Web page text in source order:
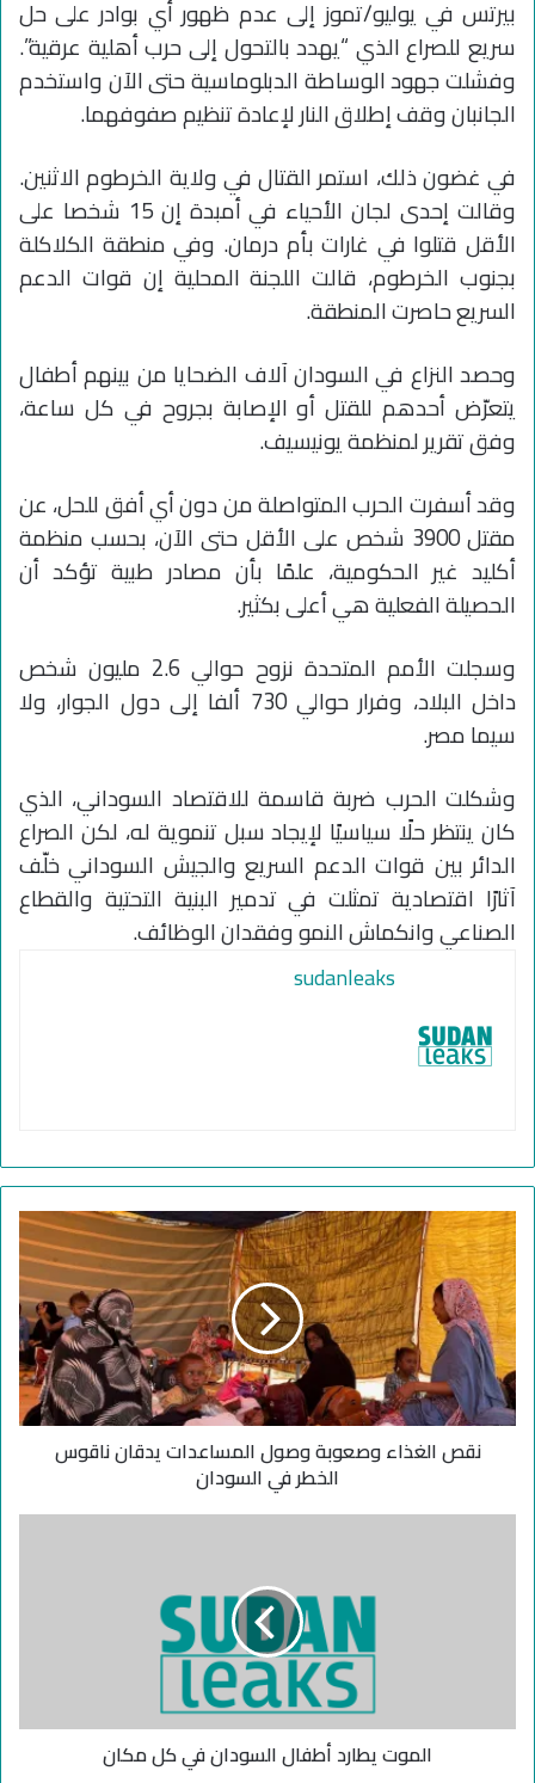
بيرتس في يوليو/تموز إلى عدم ظهور أي بوادر على حل
سريع للصراع الذي “يهدد بالتحول إلى حرب أهلية عرقية”.
وفشلت جهود الوساطة الدبلوماسية حتى الآن واستخدم
الجانبان وقف إطلاق النار لإعادة تنظيم صفوفهما.
في غضون ذلك، استمر القتال في ولاية الخرطوم الاثنين.
وقالت إحدى لجان الأحياء في أمبدة إن 15 شخصا على
الأقل قتلوا في غارات بأم درمان. وفي منطقة الكلاكلة
بجنوب الخرطوم، قالت اللجنة المحلية إن قوات الدعم
السريع حاصرت المنطقة.
وحصد النزاع في السودان آلاف الضحايا من بينهم أطفال
يتعرّض أحدهم للقتل أو الإصابة بجروح في كل ساعة،
وفق تقرير لمنظمة يونيسيف.
وقد أسفرت الحرب المتواصلة من دون أي أفق للحل، عن
مقتل 3900 شخص على الأقل حتى الآن، بحسب منظمة
أكليد غير الحكومية، علمًا بأن مصادر طبية تؤكد أن
الحصيلة الفعلية هي أعلى بكثير.
وسجلت الأمم المتحدة نزوح حوالي 2.6 مليون شخص
داخل البلاد، وفرار حوالي 730 ألفا إلى دول الجوار، ولا
سيما مصر.
وشكلت الحرب ضربة قاسمة للاقتصاد السوداني، الذي
كان ينتظر حلًا سياسيًا لإيجاد سبل تنموية له، لكن الصراع
الدائر بين قوات الدعم السريع والجيش السوداني خلّف
آثارًا اقتصادية تمثلت في تدمير البنية التحتية والقطاع
الصناعي وانكماش النمو وفقدان الوظائف.
sudanleaks
ن
ق
ص
ا
ل
غ
ذ
ا
ء
و
ل
نقص الغذاء وصعوبة وصول المساعدات يدقان ناقوس
الخطر في السودان
ر
الموت يطارد أطفال السودان في كل مكان